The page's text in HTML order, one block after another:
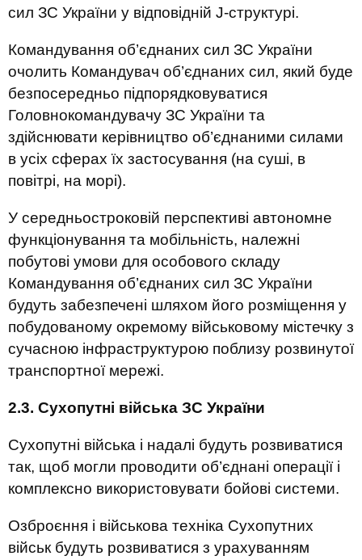
сил ЗС України у відповідній J-структурі.
Командування об’єднаних сил ЗС України
очолить Командувач об’єднаних сил, який буде
безпосередньо підпорядковуватися
Головнокомандувачу ЗС України та
здійснювати керівництво об’єднаними силами
в усіх сферах їх застосування (на суші, в
повітрі, на морі).
У середньостроковій перспективі автономне
функціонування та мобільність, належні
побутові умови для особового складу
Командування об’єднаних сил ЗС України
будуть забезпечені шляхом його розміщення у
побудованому окремому військовому містечку з
сучасною інфраструктурою поблизу розвинутої
транспортної мережі.
2.3. Сухопутні війська ЗС України
Сухопутні війська і надалі будуть розвиватися
так, щоб могли проводити об’єднані операції і
комплексно використовувати бойові системи.
Озброєння і військова техніка Сухопутних
військ будуть розвиватися з урахуванням